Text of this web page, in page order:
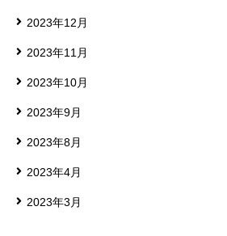
2023年12月
2023年11月
2023年10月
2023年9月
2023年8月
2023年4月
2023年3月